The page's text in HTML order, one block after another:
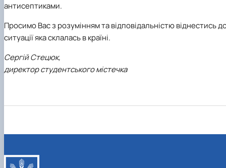
антисептиками.
Просимо Вас з розумінням та відповідальністю віднестись
ситуації яка склалась в країні.
Сергій Стецюк,
директор студентського містечка